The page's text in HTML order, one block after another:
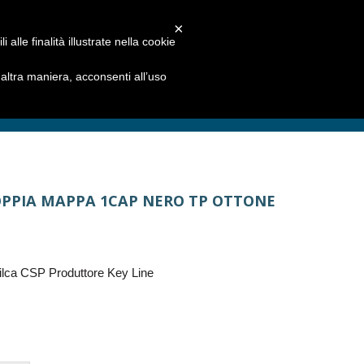
MAPPA 1CAP NERO TP OTTONE
CSP Produttore Key Line
×
alle finalità illustrate nella cookie
maniera, acconsenti all’uso